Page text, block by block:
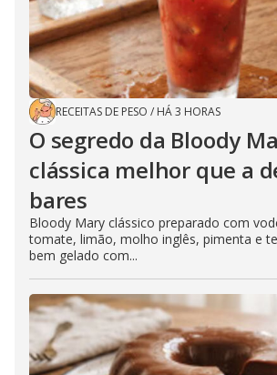
RECEITAS DE PESO / HÁ 3 HORAS
O segredo da Bloody
clássica melhor que a
bares
Bloody Mary clássico preparado com
tomate, limão, molho inglês, pimenta e
bem gelado com...